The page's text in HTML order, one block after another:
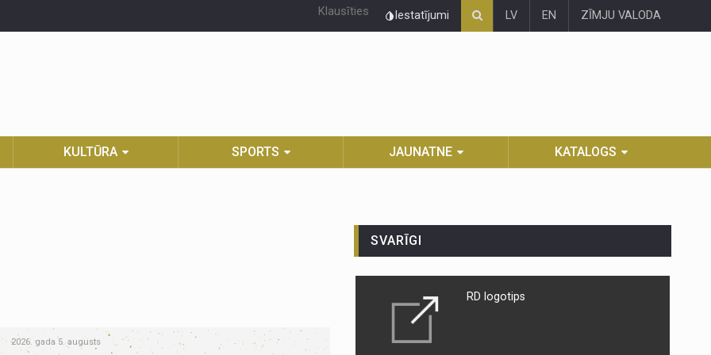
Klausīties Iestatījumi LV EN ZĪMJU VALODA
KULTŪRA SPORTS JAUNATNE KATALOGS
2026. gada 5. augusts
SVARĪGI
RD logotips